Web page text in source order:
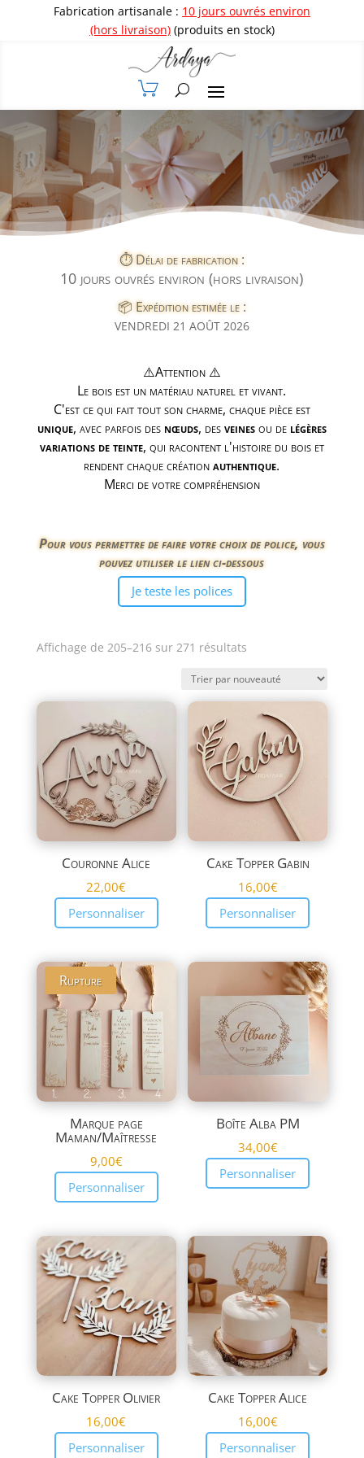
Fabrication artisanale : 10 jours ouvrés environ
(hors livraison)(produits en stock)
⏱️ Délai de fabrication :
10 jours ouvrés environ (hors livraison)
📦 Expédition estimée le :
VENDREDI 21 AOÛT 2026
⚠️Attention ⚠️
Le bois est un matériau naturel et vivant.
C'est ce qui fait tout son charme, chaque pièce est
unique, avec parfois des nœuds, desveinesou de légères
variations de teinte, qui racontent l'histoire du bois et
rendent chaque créationauthentique.
Merci de votre compréhension
Pour vous permettre de faire votre choix de police, vous
pouvez utiliser le lien ci-dessous
Je teste les polices
Affichage de 205–216 sur 271 résultatsTrié
plus
récent
au
plus
ancien
Couronne Alice
22,00€
Personnaliser
Cake Topper Gabin
16,00€
Personnaliser
Rupture
Marque page
Maman/Maîtresse
9,00€
Personnaliser
Boîte Alba PM
34,00€
Personnaliser
Cake Topper Olivier
16,00€
Personnaliser
Cake Topper Alice
16,00€
Personnaliser